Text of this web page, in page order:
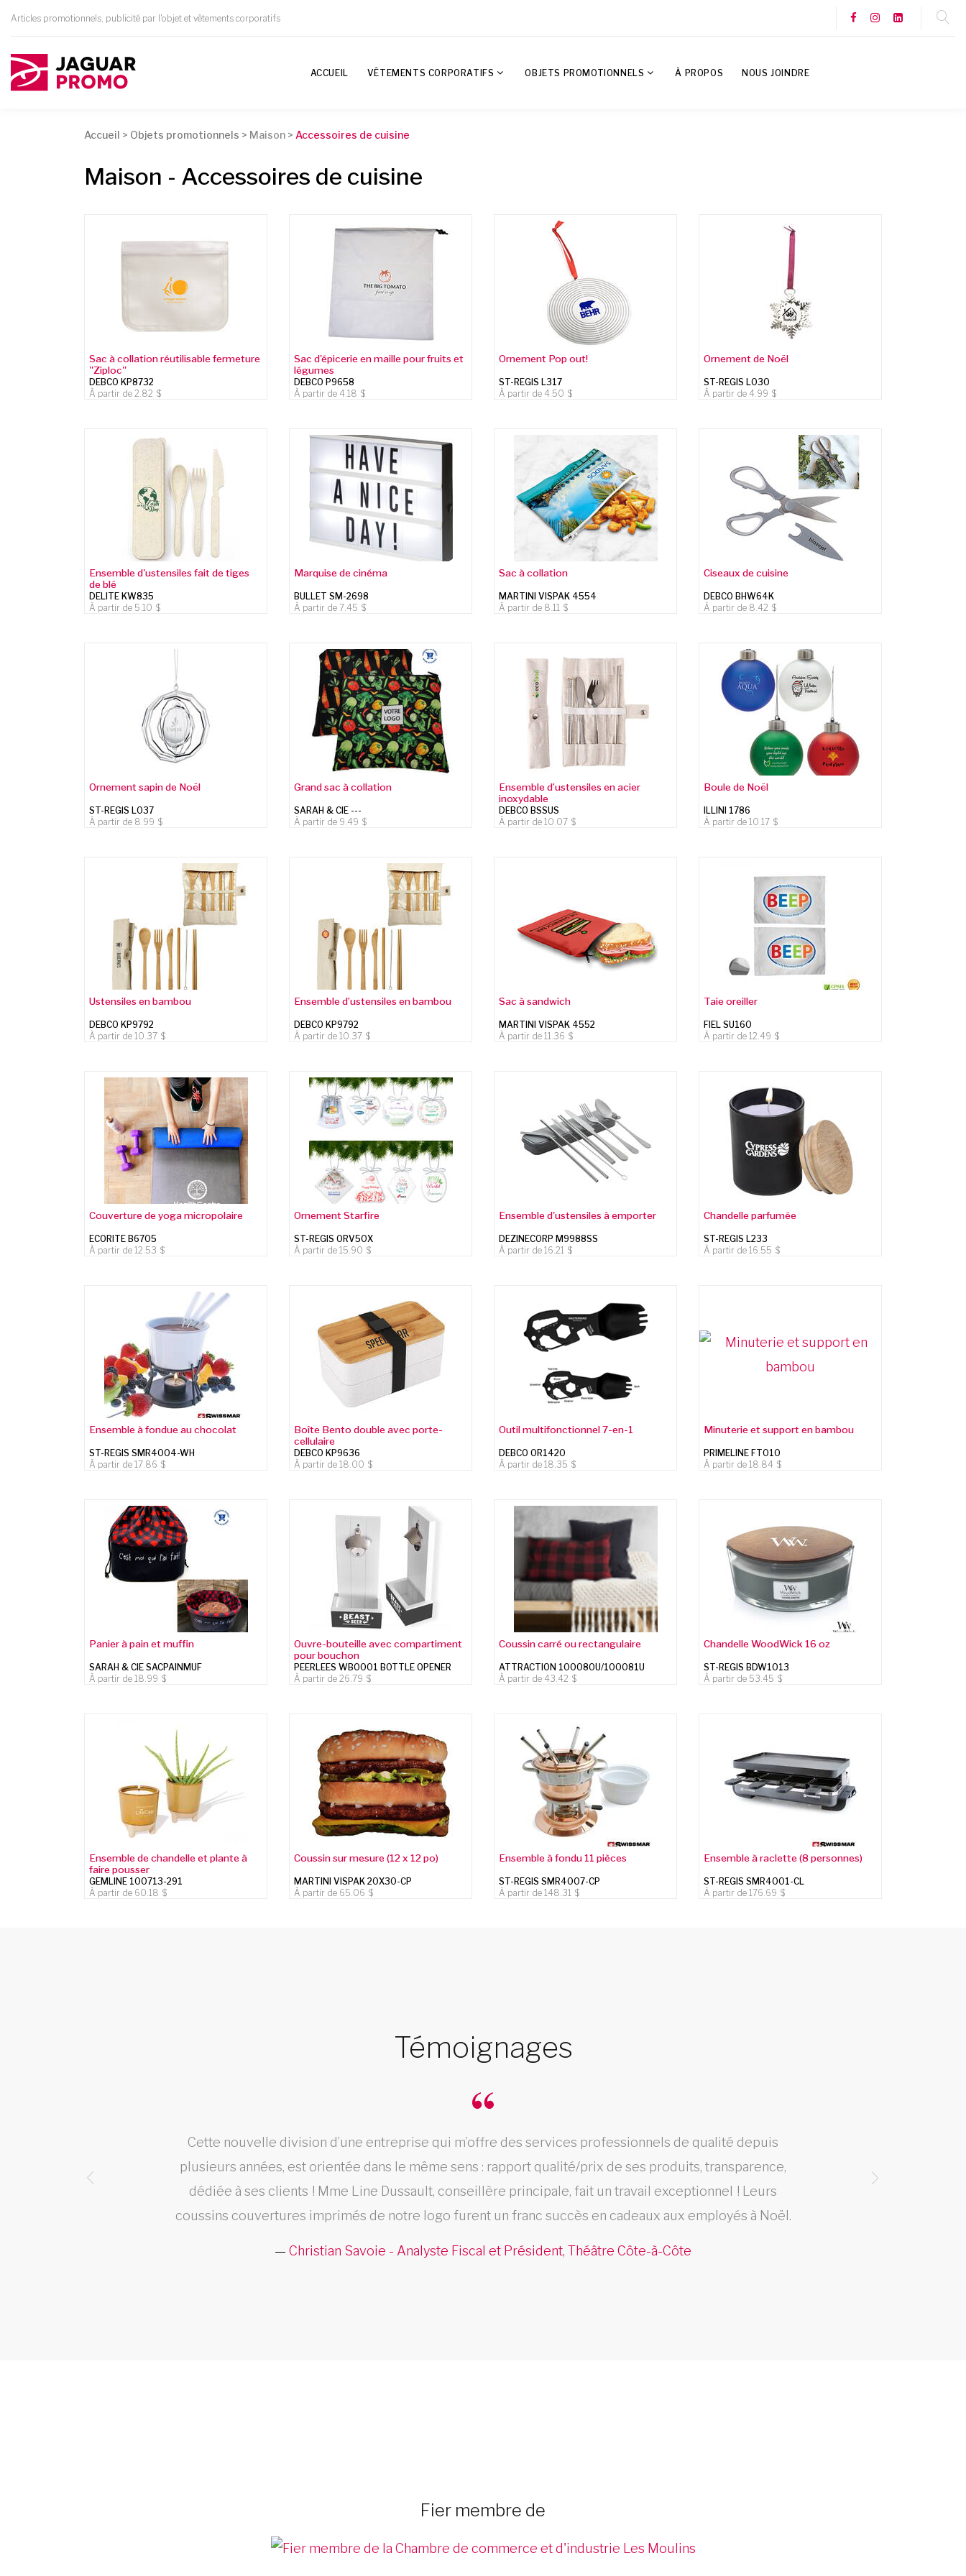
Articles promotionnels, publicité par l'objet et vêtements corporatifs
ACCUEIL VÊTEMENTS CORPORATIFS OBJETS PROMOTIONNELS À PROPOS NOUS JOINDRE
Accueil > Objets promotionnels > Maison > Accessoires de cuisine
Maison - Accessoires de cuisine
Sac à collation réutilisable fermeture
''Ziploc''
DEBCO KP8732
À partir de2.82
Sac d'épicerie en maille pour fruits et
légumes
DEBCO P9658
À partir de 4.18
Ornement Pop out!
ST-REGIS L317
À partir de 4.50
Ornement de Noël
ST-REGIS L030
À partir de 4.99
Ensemble d'ustensiles fait de tiges
de blé
DELITE KW835
À partir de5.10
Marquise de cinéma
BULLET SM-2698
À partir de7.45
Sac à collation
MARTINI VISPAK 4554
À partir de 8.11
Ciseaux de cuisine
DEBCO BHW64K
À partir de 8.42
Ornement sapin de Noël
ST-REGIS L037
À partir de 8.99
Grand sac à collation
SARAH & CIE ---
À partir de 9.49
Ensemble d’ustensiles en acier
inoxydable
DEBCO BSSUS
À partir de10.07
Boule de Noël
ILLINI 1786
À partir de10.17
Ustensiles en bambou
DEBCO KP9792
À partir de10.37
Ensemble d’ustensiles en bambou
DEBCO KP9792
À partir de10.37
Sac à sandwich
MARTINI VISPAK 4552
À partir de11.36
Taie oreiller
FIEL SU160
À partir de12.49
Couverture de yoga micropolaire
ECORITE B6705
À partir de12.53
Ornement Starfire
ST-REGIS ORV50X
À partir de15.90
Ensemble d'ustensiles à emporter
DEZINECORP M9988SS
À partir de16.21
Chandelle parfumée
ST-REGIS L233
À partir de16.55
Ensemble à fondue au chocolat
ST-REGIS SMR4004-WH
À partir de17.86
Boîte Bento double avec porte-
cellulaire
DEBCO KP9636
À partir de18.00
Outil multifonctionnel 7-en-1
DEBCO OR1420
À partir de18.35
Minuterie et support en bambou
PRIMELINE FT010
À partir de18.84
Panier à pain et muffin
SARAH & CIE SACPAINMUF
À partir de18.99
Ouvre-bouteille avec compartiment
pour bouchon
PEERLEES WBO001 BOTTLE OPENER
À partir de26.79
Coussin carré ou rectangulaire
ATTRACTION 100080U/100081U
À partir de 43.42
Chandelle WoodWick 16 oz
ST-REGIS BDW1013
À partir de53.45
Ensemble de chandelle et plante à
faire pousser
GEMLINE 100713-291
À partir de 60.18
Coussin sur mesure (12 x 12 po)
MARTINI VISPAK 20X30-CP
À partir de 65.06
Ensemble à fondu 11 pièces
ST-REGIS SMR4007-CP
À partir de148.31
Ensemble à raclette (8 personnes)
ST-REGIS SMR4001-CL
À partir de176.69
Témoignages
Cette nouvelle division d’une entreprise qui m’offre des services professionnels de qualité depuis
plusieurs années, est orientée dans le même sens : rapport qualité/prix de ses produits, transparence,
dédiée à ses clients ! Mme Line Dussault, conseillère principale, fait un travail exceptionnel ! Leurs
coussins couvertures imprimés de notre logo furent un franc succès en cadeaux aux employés à Noël.
Christian Savoie - Analyste Fiscal et Président, Théâtre Côte-à-Côte
Fier membre de